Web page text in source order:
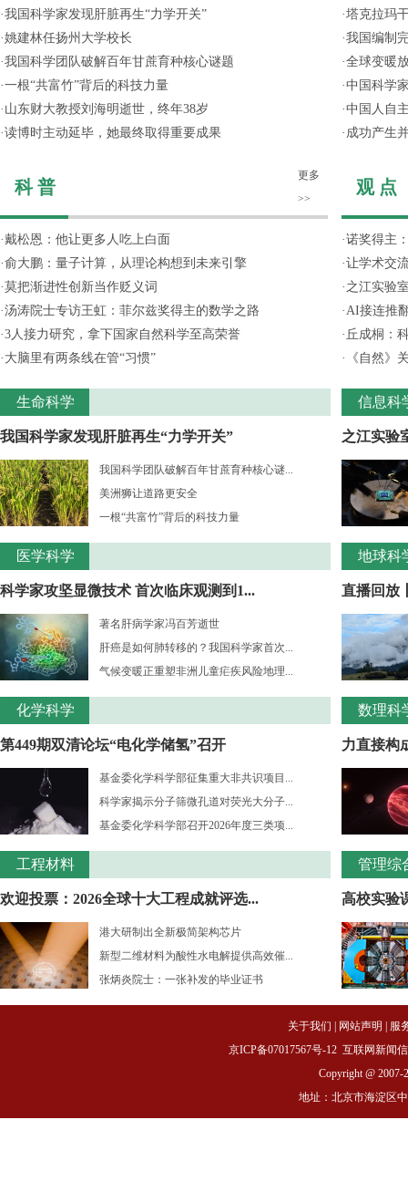
·我国科学家发现肝脏再生“力学开关”
·姚建林任扬州大学校长
·我国科学团队破解百年甘蔗育种核心谜题
·一根“共富竹”背后的科技力量
· 山东财大教授刘海明逝世，终年38岁
·读博时主动延毕，她最终取得重要成果
科 普
更多
>>
·戴松恩：他让更多人吃上白面
·俞大鹏：量子计算，从理论构想到未来引擎
·莫把渐进性创新当作贬义词
·汤涛院士专访王虹：菲尔兹奖得主的数学之路
·3人接力研究，拿下国家自然科学至高荣誉
· 大脑里有两条线在管“习惯”
生命科学
我国科学家发现肝脏再生“力学开关”
我国科学团队破解百年甘蔗育种核心谜...
美洲狮让道路更安全
一根“共富竹”背后的科技力量
医学科学
科学家攻坚显微技术 首次临床观测到1...
著名肝病学家冯百芳逝世
肝癌是如何肺转移的？我国科学家首次...
气候变暖正重塑非洲儿童疟疾风险地理...
化学科学
第449期双清论坛“电化学储氢”召开
基金委化学科学部征集重大非共识项目...
科学家揭示分子筛微孔道对荧光大分子...
基金委化学科学部召开2026年度三类项...
工程材料
欢迎投票：2026全球十大工程成就评选...
港大研制出全新极简架构芯片
新型二维材料为酸性水电解提供高效催...
张炳炎院士：一张补发的毕业证书
·塔克拉玛
·我国编制
·全球变暖
·中国科学
·中国人自
· 成功产生
观 点
·诺奖得主
·让学术交
· 之江实验
·AI接连推
· 丘成桐：
·
《自然》
信息科
之江实验
地球科
直播回放
数理科
力直接构
管理综
高校实验
关于我们 网站声明
服
京ICP备07017567号-12 互联网新闻
Copyright @ 2007-
地址：北京市海淀区